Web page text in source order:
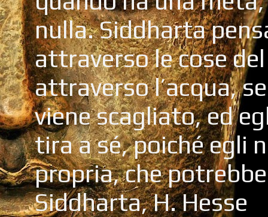
nulla. Siddharta
attraverso le cose
attraverso l’acqua,
viene scagliato, ed
tira a sé, poiché egli
propria, che
Siddharta, H. Hesse